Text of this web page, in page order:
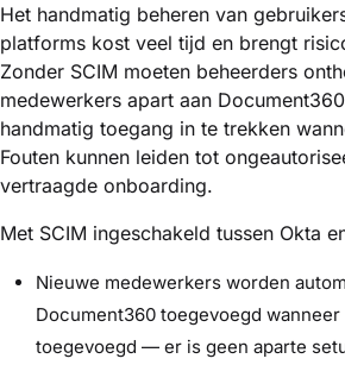
Het handmatig beheren van
platforms kost veel tijd en brengt
Zonder SCIM moeten beheerders
medewerkers apart aan
handmatig toegang in te trekken
Fouten kunnen leiden tot
vertraagde onboarding.
Met SCIM ingeschakeld tussen Okta
Nieuwe medewerkers worden
Document360 toegevoegd
toegevoegd — er is geen aparte